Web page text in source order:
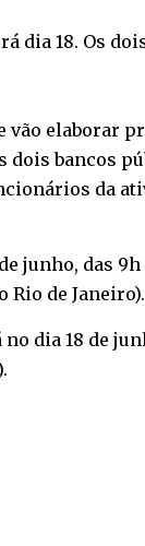
dia 18. Os
vão elaborar
dois bancos
da
junho, das
Rio de Janeiro).
dia 18 de